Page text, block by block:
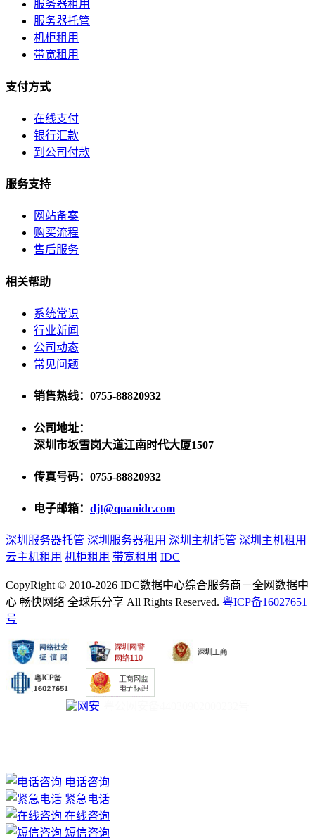
服务器租用
服务器托管
机柜租用
带宽租用
支付方式
在线支付
银行汇款
到公司付款
服务支持
网站备案
购买流程
售后服务
相关帮助
系统常识
行业新闻
公司动态
常见问题
销售热线：0755-88820932
公司地址：
深圳市坂雪岗大道江南时代大厦1507
传真号码：0755-88820932
电子邮箱： djt@quanidc.com
深圳服务器托管 深圳服务器租用 深圳主机托管 深圳主机租用
云主机租用 机柜租用 带宽租用 IDC
CopyRight © 2010-2026 IDC数据中心综合服务商－全网数据中
心 畅快网络 全球乐分享 All Rights Reserved. 粤ICP备16027651
号
电话咨询
紧急电话
在线咨询
短信咨询